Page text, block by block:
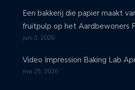
Een bakkerij die papier maakt
fruitpulp op het Aardbewoners
juni 3, 2026
Video Impression Baking Lab
mei 25, 2026